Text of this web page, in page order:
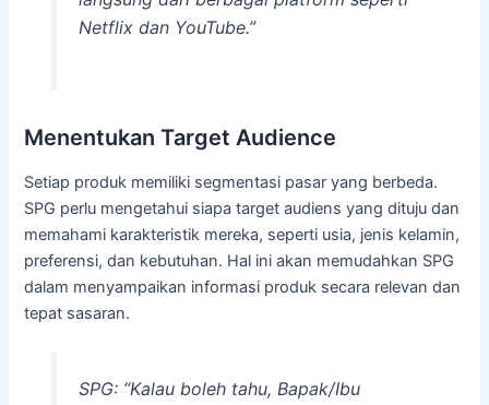
Netflix dan YouTube.”
Menentukan Target Audience
Setiap produk memiliki segmentasi pasar yang berbeda.
SPG perlu mengetahui siapa target audiens yang dituju dan
memahami karakteristik mereka, seperti usia, jenis kelamin,
preferensi, dan kebutuhan. Hal ini akan memudahkan SPG
dalam menyampaikan informasi produk secara relevan dan
tepat sasaran.
SPG: “Kalau boleh tahu, Bapak/Ibu